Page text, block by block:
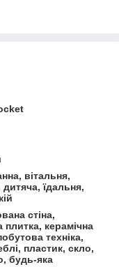
вітальня,
їдальня,
стіна,
плитка, керамічна
техніка,
пластик, скло,
будь-яка